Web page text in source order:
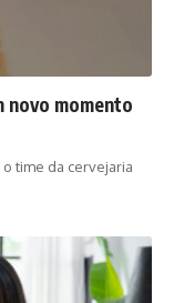
novo momento
time da cervejaria